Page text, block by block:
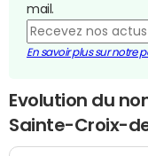
mail.
En savoir plus sur notre
Evolution du
Sainte-Croix-